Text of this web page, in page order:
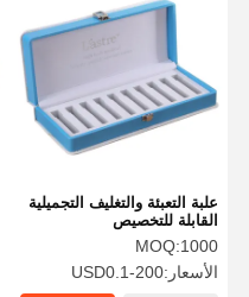
علبة التعبئة والتغليف التجميلية
القابلة للتخصيص
MOQ:1000
الأسعار:USD0.1-200